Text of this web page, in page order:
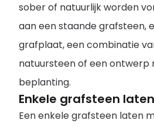
sober of natuurlijk worden
aan een staande grafsteen,
grafplaat, een combinatie
natuursteen of een ontwerp
beplanting.
Enkele grafsteen
Een enkele grafsteen laten